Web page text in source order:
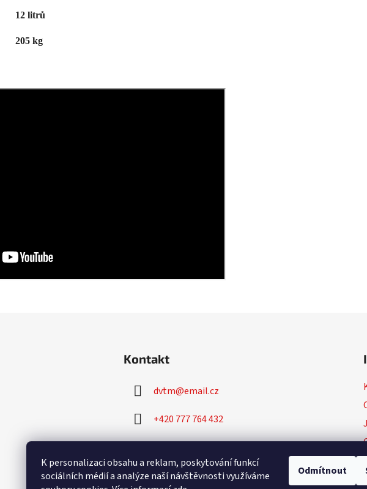
K personalizaci obsahu a reklam, poskytování funkcí
sociálních médií a analýze naší návštěvnosti využíváme
Odmítnout
12 litrů
205 kg
Kontakt
dvtm@email.cz
+420 777 764 432